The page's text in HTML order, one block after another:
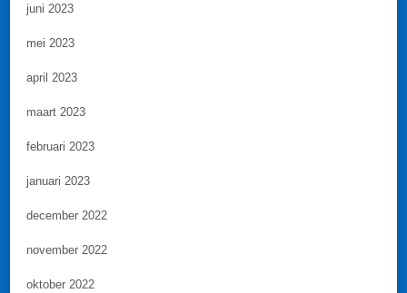
juni 2023
mei 2023
april 2023
maart 2023
februari 2023
januari 2023
december 2022
november 2022
oktober 2022